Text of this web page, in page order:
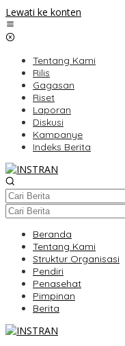
Lewati ke konten
Tentang Kami
Rilis
Gagasan
Riset
Laporan
Diskusi
Kampanye
Indeks Berita
Beranda
Tentang Kami
Struktur Organisasi
Pendiri
Penasehat
Pimpinan
Berita